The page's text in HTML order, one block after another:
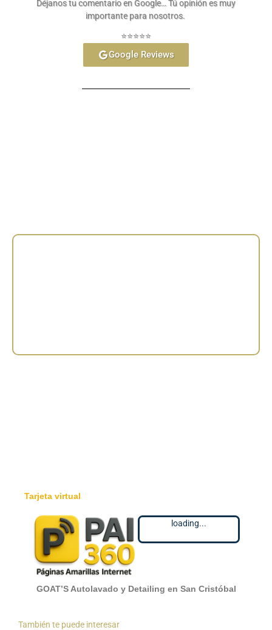
Déjanos tu comentario en Google… Tú opinión es muy
importante para nosotros.
⭐⭐⭐⭐⭐
Google Reviews
Tarjeta virtual
loading...
GOAT’S Autolavado y Detailing en San Cristóbal
También te puede interesar